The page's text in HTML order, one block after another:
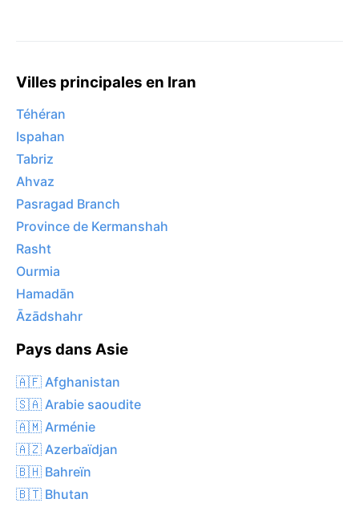
Villes principales en Iran
Téhéran
Ispahan
Tabriz
Ahvaz
Pasragad Branch
Province de Kermanshah
Rasht
Ourmia
Hamadān
Āzādshahr
Pays dans Asie
🇦🇫 Afghanistan
🇸🇦 Arabie saoudite
🇦🇲 Arménie
🇦🇿 Azerbaïdjan
🇧🇭 Bahreïn
🇧🇹 Bhutan